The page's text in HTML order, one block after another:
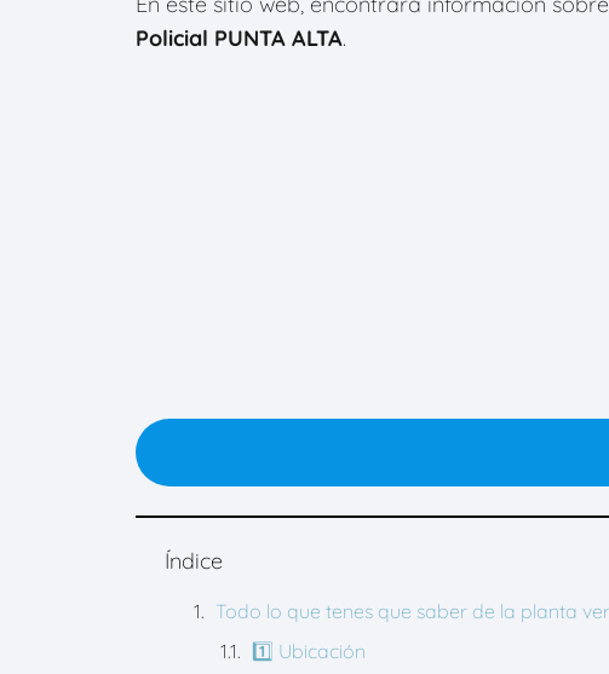
Policial PUNTA ALTA.
Índice
Todo lo que tenes que saber de la planta
1️⃣ Ubicación